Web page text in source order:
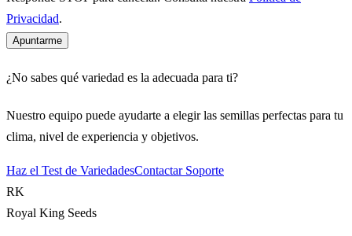
Privacidad.
Apuntarme
¿No sabes qué variedad es la adecuada para ti?
Nuestro equipo puede ayudarte a elegir las semillas perfectas para tu
clima, nivel de experiencia y objetivos.
Haz el Test de VariedadesContactar Soporte
RK
Royal King Seeds